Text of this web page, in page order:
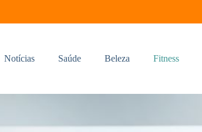
Notícias Saúde Beleza Fitness